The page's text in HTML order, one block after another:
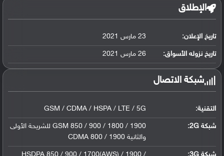
البطارية:
ليثيوم بوليمر سعة 4500 مللي أمبير, غير ق...
الإطلاق
تاريخ الإعلان: 23 مارس 2021
تاريخ نزوله الأسواق: 26 مارس 2021
شبكة الاتصال
التقنية: GSM / CDMA / HSPA / LTE / 5G
شبكة 2G:
GSM 850 / 900 / 1800 / 1900 للشريحة الأولى
والثانية CDMA 800 / 1900